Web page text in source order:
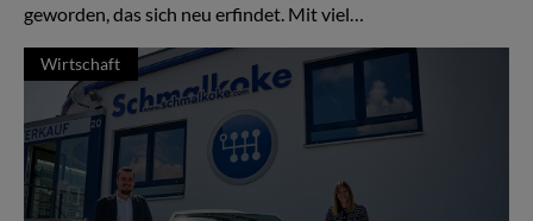
geworden, das sich neu erfindet. Mit viel…
Wirtschaft